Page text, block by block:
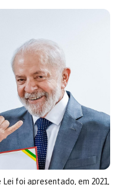
foi apresentado, em 2021,